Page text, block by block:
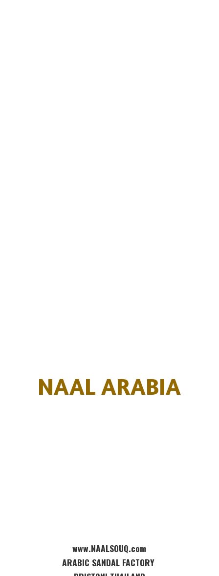
NAAL ARABIA
www.NAALSOUQ.com
ARABIC SANDAL FACTORY